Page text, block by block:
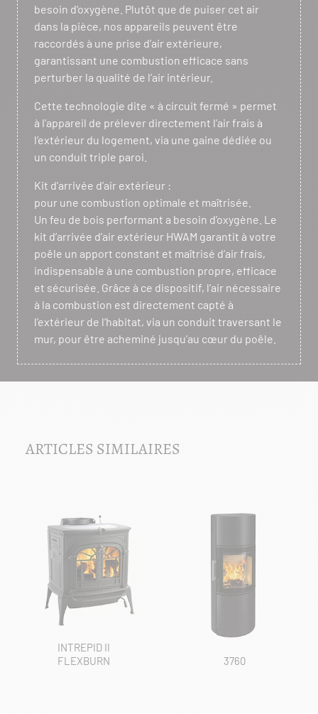
besoin d’oxygène. Plutôt que de puiser cet air
dans la pièce, nos appareils peuvent être
raccordés à une prise d’air extérieure,
garantissant une combustion efficace sans
perturber la qualité de l’air intérieur.
Cette technologie dite « à circuit fermé » permet
à l’appareil de prélever directement l’air frais à
l’extérieur du logement, via une gaine dédiée ou
un conduit triple paroi.
Kit d’arrivée d’air extérieur :
pour une combustion optimale et maîtrisée.
Un feu de bois performant a besoin d’oxygène. Le
kit d’arrivée d’air extérieur HWAM garantit à votre
poêle un apport constant et maîtrisé d’air frais,
indispensable à une combustion propre, efficace
et sécurisée. Grâce à ce dispositif, l’air nécessaire
à la combustion est directement capté à
l’extérieur de l’habitat, via un conduit traversant le
mur, pour être acheminé jusqu’au cœur du poêle.
ARTICLES SIMILAIRES
INTREPID II
FLEXBURN
3760